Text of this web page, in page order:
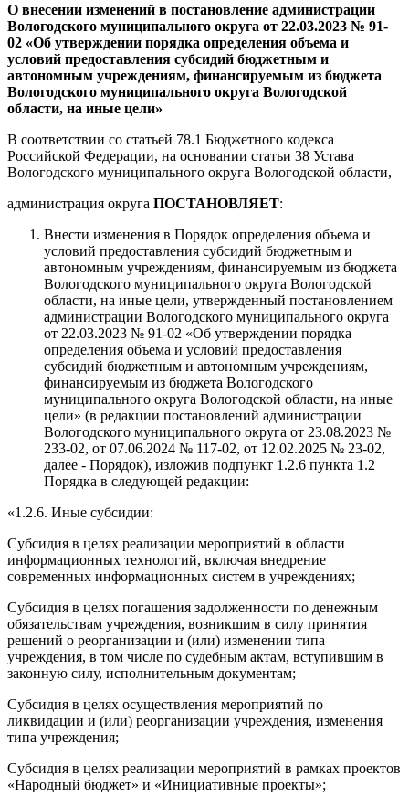
О внесении изменений в постановление администрации
Вологодского муниципального округа от 22.03.2023 № 91-
02 «Об утверждении порядка определения объема и
условий предоставления субсидий бюджетным и
автономным учреждениям, финансируемым из бюджета
Вологодского муниципального округа Вологодской
области, на иные цели»
В соответствии со статьей 78.1 Бюджетного кодекса
Российской Федерации, на основании статьи 38 Устава
Вологодского муниципального округа Вологодской области,
администрация округа ПОСТАНОВЛЯЕТ:
Внести изменения в Порядок определения объема и
условий предоставления субсидий бюджетным и
автономным учреждениям, финансируемым из бюджета
Вологодского муниципального округа Вологодской
области, на иные цели, утвержденный постановлением
администрации Вологодского муниципального округа
от 22.03.2023 № 91-02 «Об утверждении порядка
определения объема и условий предоставления
субсидий бюджетным и автономным учреждениям,
финансируемым из бюджета Вологодского
муниципального округа Вологодской области, на иные
цели» (в редакции постановлений администрации
Вологодского муниципального округа от 23.08.2023 №
233-02, от 07.06.2024 № 117-02, от 12.02.2025 № 23-02,
далее - Порядок), изложив подпункт 1.2.6 пункта 1.2
Порядка в следующей редакции:
«1.2.6. Иные субсидии:
Субсидия в целях реализации мероприятий в области
информационных технологий, включая внедрение
современных информационных систем в учреждениях;
Субсидия в целях погашения задолженности по денежным
обязательствам учреждения, возникшим в силу принятия
решений о реорганизации и (или) изменении типа
учреждения, в том числе по судебным актам, вступившим в
законную силу, исполнительным документам;
Субсидия в целях осуществления мероприятий по
ликвидации и (или) реорганизации учреждения, изменения
типа учреждения;
Субсидия в целях реализации мероприятий в рамках проектов
«Народный бюджет» и «Инициативные проекты»;